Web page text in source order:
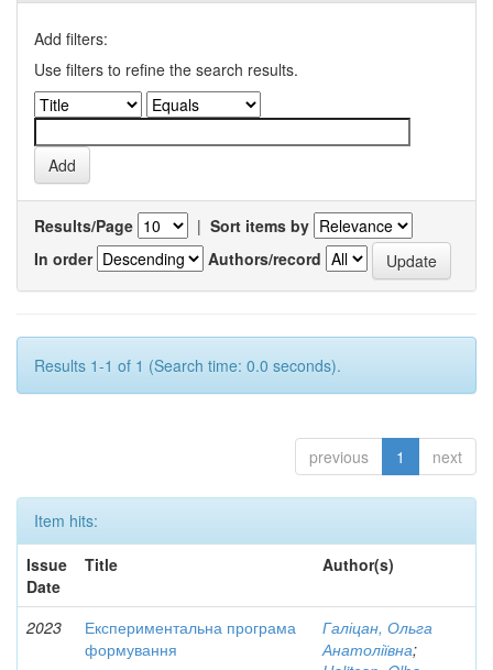
Add filters:
Use filters to refine the search results.
Results/Page | Sort items by
In order
Authors/record
Results 1-1 of 1 (Search time: 0.0 seconds).
previous 1 next
Item hits:
Issue
Date
Title Author(s)
2023
Експериментальна програма
формування
Галіцан, Ольга
Анатоліївна;